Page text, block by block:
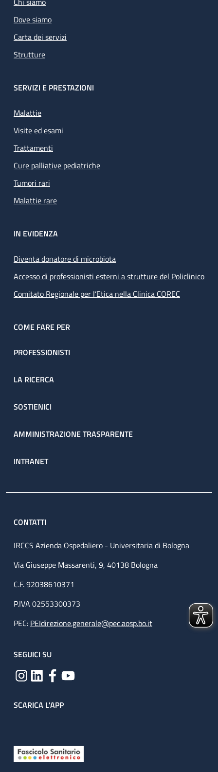
Dove siamo
Carta dei servizi
Strutture
SERVIZI E PRESTAZIONI
Malattie
Visite ed esami
Trattamenti
Cure palliative pediatriche
Tumori rari
Malattie rare
IN EVIDENZA
Diventa donatore di microbiota
Accesso di professionisti esterni a strutture del Policlinico
Comitato Regionale per l’Etica nella Clinica COREC
COME FARE PER
PROFESSIONISTI
LA RICERCA
SOSTIENICI
AMMINISTRAZIONE TRASPARENTE
INTRANET
CONTATTI
IRCCS Azienda Ospedaliero - Universitaria di Bologna
Via Giuseppe Massarenti, 9, 40138 Bologna
C.F. 92038610371
P.IVA 02553300373
PEC: PEIdirezione.generale@pec.aosp.bo.it
SEGUICI SU
SCARICA L'APP